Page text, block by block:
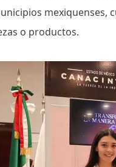
o productos.